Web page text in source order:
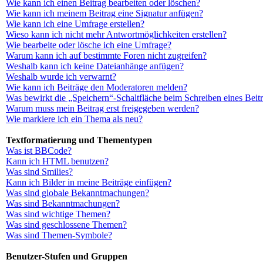
Wie kann ich einen Beitrag bearbeiten oder löschen?
Wie kann ich meinem Beitrag eine Signatur anfügen?
Wie kann ich eine Umfrage erstellen?
Wieso kann ich nicht mehr Antwortmöglichkeiten erstellen?
Wie bearbeite oder lösche ich eine Umfrage?
Warum kann ich auf bestimmte Foren nicht zugreifen?
Weshalb kann ich keine Dateianhänge anfügen?
Weshalb wurde ich verwarnt?
Wie kann ich Beiträge den Moderatoren melden?
Was bewirkt die „Speichern“-Schaltfläche beim Schreiben eines
Warum muss mein Beitrag erst freigegeben werden?
Wie markiere ich ein Thema als neu?
Textformatierung und Thementypen
Was ist BBCode?
Kann ich HTML benutzen?
Was sind Smilies?
Kann ich Bilder in meine Beiträge einfügen?
Was sind globale Bekanntmachungen?
Was sind Bekanntmachungen?
Was sind wichtige Themen?
Was sind geschlossene Themen?
Was sind Themen-Symbole?
Benutzer-Stufen und Gruppen